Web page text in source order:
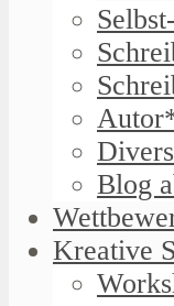
Blog
Kreative